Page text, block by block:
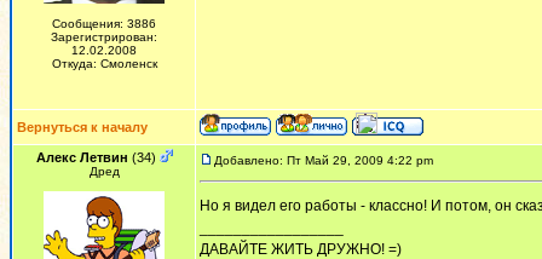
Сообщения: 3886
Зарегистрирован:
12.02.2008
Откуда: Смоленск
Вернуться к началу
Алекс Летвин (34)
Дред
Добавлено: Пт Май 29, 2009 4:22 pm
Но я видел его работы - классно! И потом, он
ДАВАЙТЕ ЖИТЬ ДРУЖНО! =)